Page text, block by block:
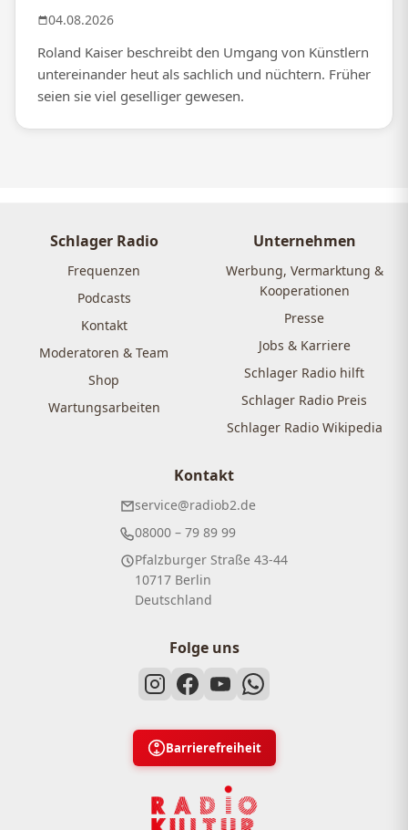
04.08.2026
Roland Kaiser beschreibt den Umgang von Künstlern
untereinander heut als sachlich und nüchtern. Früher
seien sie viel geselliger gewesen.
Schlager Radio
Frequenzen
Podcasts
Kontakt
Moderatoren & Team
Shop
Wartungsarbeiten
Unternehmen
Werbung, Vermarktung &
Kooperationen
Presse
Jobs & Karriere
Schlager Radio hilft
Schlager Radio Preis
Schlager Radio Wikipedia
Kontakt
service@radiob2.de
08000 – 79 89 99
Pfalzburger Straße 43-44
10717 Berlin
Deutschland
Folge uns
Barrierefreiheit